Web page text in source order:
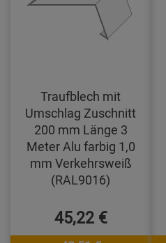
Traufblech mit
Umschlag Zuschnitt
200 mm Länge 3
Meter Alu farbig 1,0
mm Verkehrsweiß
(RAL9016)
45,22 €